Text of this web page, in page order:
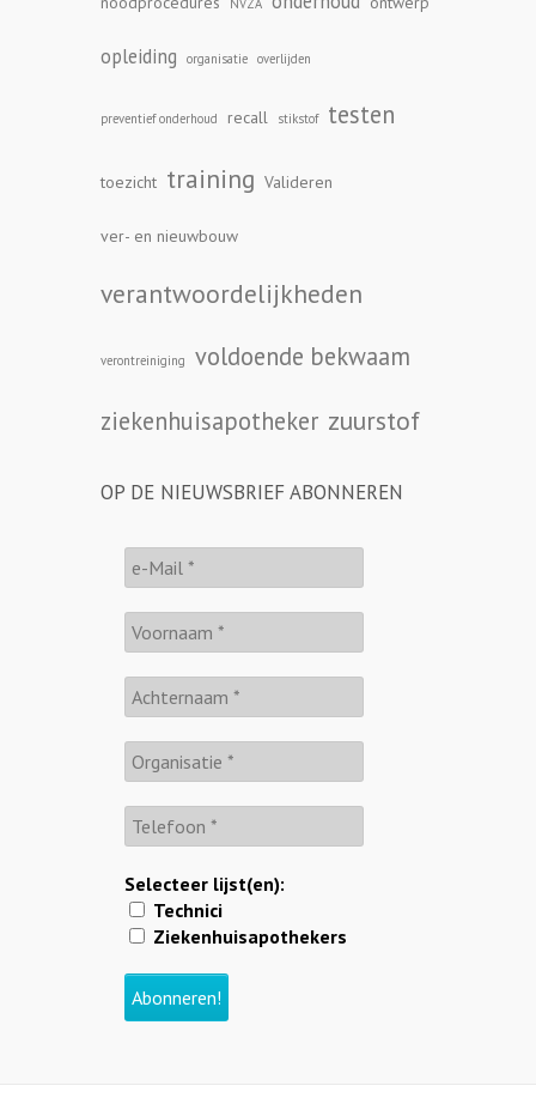
NVZA
opleiding organisatie overlijden
preventief onderhoud recall stikstof testen
toezicht training Valideren
ver- en nieuwbouw
verantwoordelijkheden
verontreiniging
voldoende bekwaam
ziekenhuisapotheker zuurstof
OP DE NIEUWSBRIEF ABONNEREN
Selecteer lijst(en):
Technici
Ziekenhuisapothekers